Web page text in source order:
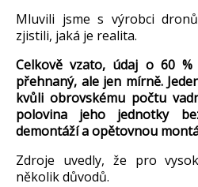
Mluvili jsme s výrobci dron
zjistili, jaká je realita.
Celkově vzato, údaj o 60 %
přehnaný, ale jen mírně.
kvůli obrovskému počtu
polovina jeho jednotky
demontáží a opětovnou mont
Zdroje uvedly, že pro
několik důvodů.